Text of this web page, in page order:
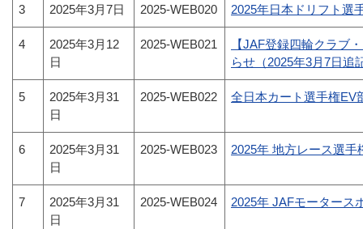
3 2025年3月7日 2025-WEB020 2025年日本ドリフト選
4
2025年3月12
日
2025-WEB021
【JAF登録四輪クラブ
らせ（2025年3月7日追
5
2025年3月31
日
2025-WEB022 全日本カート選手権EV
6
2025年3月31
日
2025-WEB023 2025年 地方レース選
7
2025年3月31
日
2025-WEB024 2025年 JAFモータース